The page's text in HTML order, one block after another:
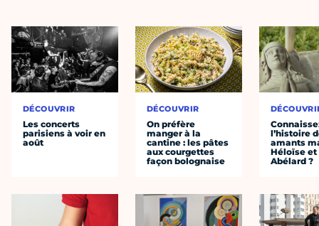
DÉCOUVRIR
Les concerts
parisiens à voir en
août
DÉCOUVRIR
On préfère
manger à la
cantine : les pâtes
aux courgettes
façon bolognaise
l’histoire
amants
Héloïse et
Abélard ?